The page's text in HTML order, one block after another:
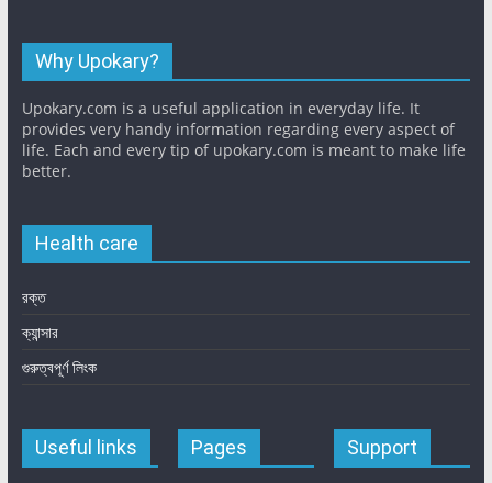
Why Upokary?
Upokary.com is a useful application in everyday life. It
provides very handy information regarding every aspect of
life. Each and every tip of upokary.com is meant to make life
better.
Health care
রক্ত
ক্যান্সার
গুরুত্বপূর্ণ লিংক
Useful links Pages Support